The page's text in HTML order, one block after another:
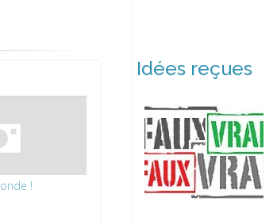
!
Idées reçues